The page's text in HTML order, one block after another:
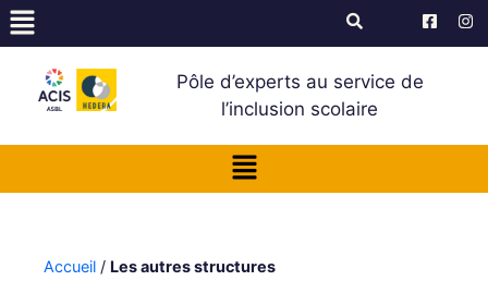
Pôle d’experts au service de
l’inclusion scolaire
Accueil / Les autres structures